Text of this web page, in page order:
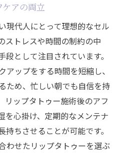
ケアの両立
現代人にとって理想的なセル
ストレスや時間の制約の中
として注目されています。
アップをする時間を短縮し、
ため、忙しい朝でも自信を持
リップタトゥー施術後のアフ
を心掛け、定期的なメンテナ
ちさせることが可能です。
わせたリップタトゥーを選ぶ